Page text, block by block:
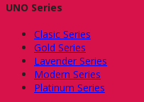
UNO Series
Clasic Series
Gold Series
Lavender Series
Modern Series
Platinum Series